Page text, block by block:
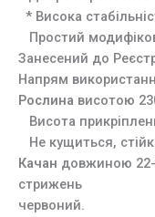
* Висока
Простий
Занесений до
Напрям
Рослина висотою
Висота
Не кущиться,
Качан довжиною 22-
стрижень
червоний.